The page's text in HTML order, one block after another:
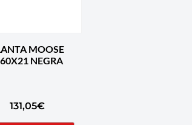
MOOSE
1.60X21 NEGRA
131,05€